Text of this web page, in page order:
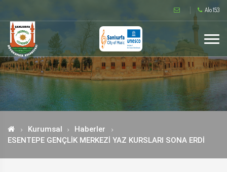
Alo 153
Kurumsal
Haberler
ESENTEPE GENÇLİK MERKEZİ YAZ KURSLARI SONA ERDİ